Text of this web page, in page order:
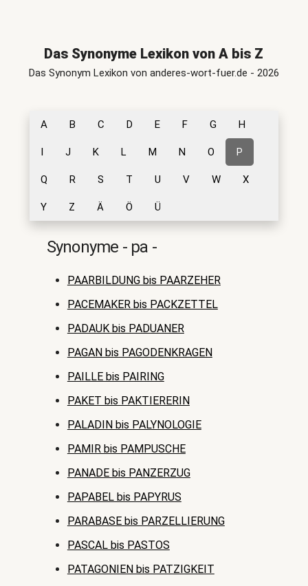
Das Synonyme Lexikon von A bis Z
Das Synonym Lexikon von anderes-wort-fuer.de - 2026
A B C D E F G H
I J K L M N O P
Q R S T U V W X
Y Z Ä Ö Ü
Synonyme - pa -
PAARBILDUNG bis PAARZEHER
PACEMAKER bis PACKZETTEL
PADAUK bis PADUANER
PAGAN bis PAGODENKRAGEN
PAILLE bis PAIRING
PAKET bis PAKTIERERIN
PALADIN bis PALYNOLOGIE
PAMIR bis PAMPUSCHE
PANADE bis PANZERZUG
PAPABEL bis PAPYRUS
PARABASE bis PARZELLIERUNG
PASCAL bis PASTOS
PATAGONIEN bis PATZIGKEIT